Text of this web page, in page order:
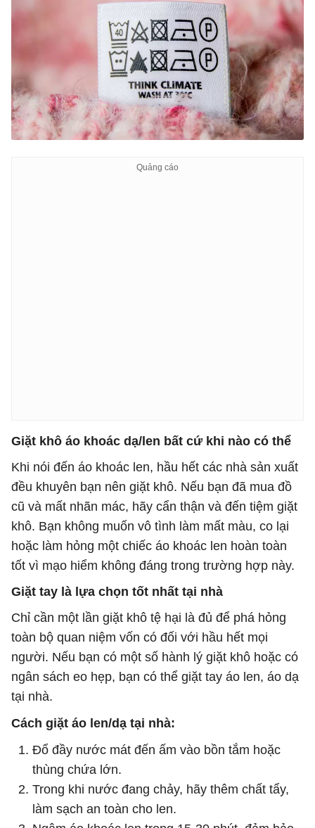
Giặt khô áo khoác dạ/len bất cứ khi nào có thể
Khi nói đến áo khoác len, hầu hết các nhà sản xuất
đều khuyên bạn nên giặt khô. Nếu bạn đã mua đồ
cũ và mất nhãn mác, hãy cẩn thận và đến tiệm giặt
khô. Bạn không muốn vô tình làm mất màu, co lại
hoặc làm hỏng một chiếc áo khoác len hoàn toàn
tốt vì mạo hiểm không đáng trong trường hợp này.
Giặt tay là lựa chọn tốt nhất tại nhà
Chỉ cần một lần giặt khô tệ hại là đủ để phá hỏng
toàn bộ quan niệm vốn có đối với hầu hết mọi
người. Nếu bạn có một số hành lý giặt khô hoặc có
ngân sách eo hẹp, bạn có thể giặt tay áo len, áo dạ
tại nhà.
Cách giặt áo len/dạ tại nhà:
Đổ đầy nước mát đến ấm vào bồn tắm hoặc
thùng chứa lớn.
Trong khi nước đang chảy, hãy thêm chất tẩy,
làm sạch an toàn cho len.